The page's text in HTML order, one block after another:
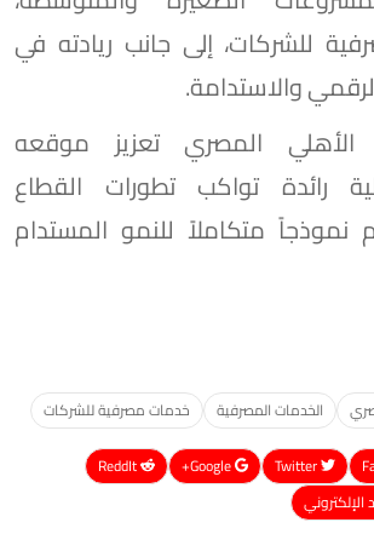
للشركات، إلى جانب ريادته في
والاستدامة.
الأهلي المصري تعزيز موقعه
رائدة تواكب تطورات القطاع
متكاملاً للنمو المستدام
الخدمات المصرفية خدمات مصرفية للشركات
Google+
ReddIt
الإلكتروني